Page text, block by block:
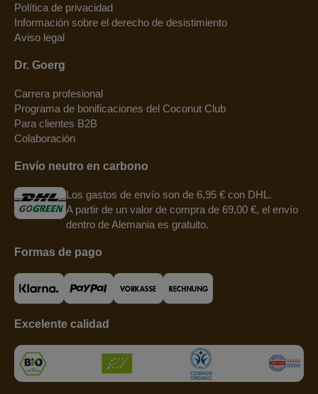
Política de privacidad
Información sobre el derecho de desistimiento
Aviso legal
Dr. Goerg
Carrera profesional
Programa de bonificaciones del Coconut Club
Para clientes B2B
Colaboración
Envío neutro en carbono
Los gastos de envío son de 6,95 € con DHL.
A partir de un valor de compra de 69,00 €, el envío
dentro de Alemania es gratuito.
Formas de pago
Excelente calidad